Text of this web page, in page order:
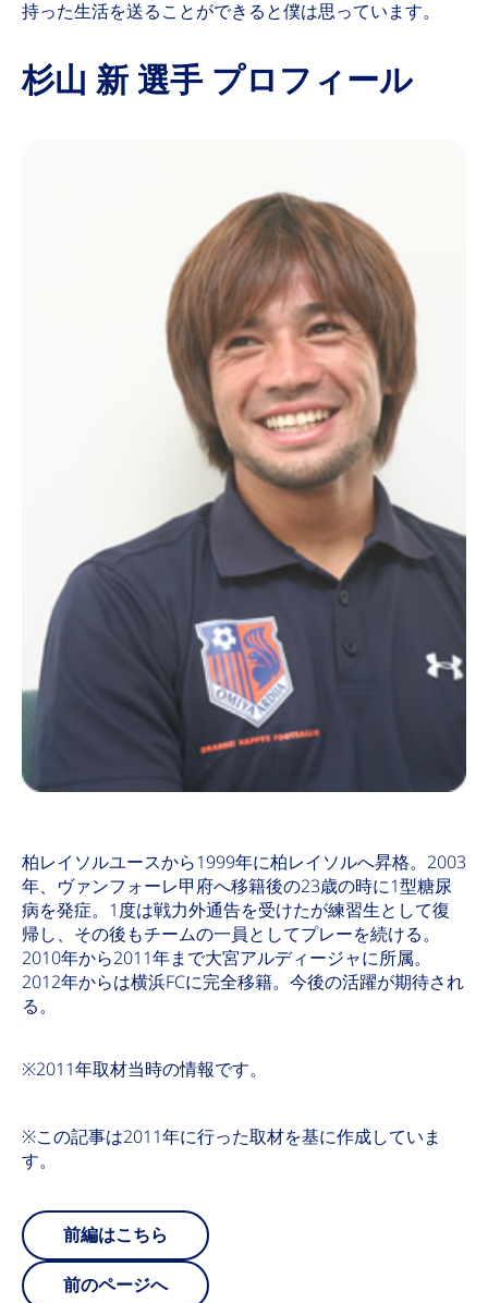
持った生活を送ることができると僕は思っています。
杉山 新 選手 プロフィール
柏レイソルユースから1999年に柏レイソルへ昇格。2003
年、ヴァンフォーレ甲府へ移籍後の23歳の時に1型糖尿
病を発症。1度は戦力外通告を受けたが練習生として復
帰し、その後もチームの一員としてプレーを続ける。
2010年から2011年まで大宮アルディージャに所属。
2012年からは横浜FCに完全移籍。今後の活躍が期待され
る。
※2011年取材当時の情報です。
※この記事は2011年に行った取材を基に作成していま
す。
前編はこちら
前のページへ